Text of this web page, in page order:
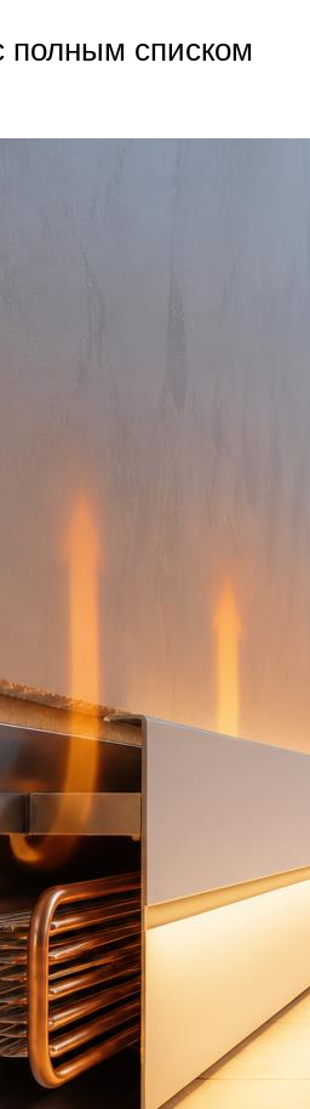
полным списком